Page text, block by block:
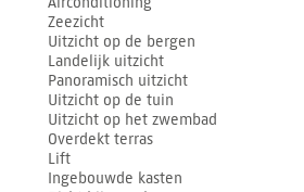
Zeezicht
Uitzicht op de bergen
Landelijk uitzicht
Panoramisch uitzicht
Uitzicht op de tuin
Uitzicht op het zwembad
Overdekt terras
Lift
Ingebouwde kasten